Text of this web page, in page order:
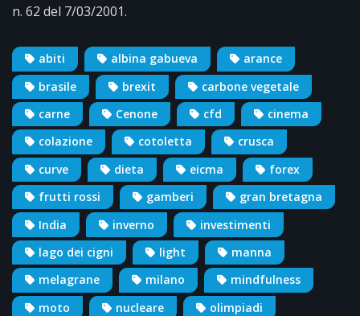
n. 62 del 7/03/2001.
abiti albina gabueva
arance
brasile
brexit
carbone vegetale
carne
Cenone cfd
cinema
colazione
cotoletta
crusca
curve
dieta eicma
forex
frutti rossi
gamberi
gran bretagna
India
inverno
investimenti
lago dei cigni
light
manna
melagrane
milano
mindfulness
moto
nucleare
olimpiadi